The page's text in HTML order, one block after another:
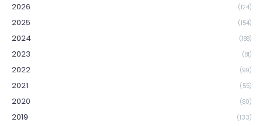
2026 (124)
2025 (154)
2024 (188)
2023 (81)
2022 (99)
2021 (55)
2020 (80)
2019 (133)